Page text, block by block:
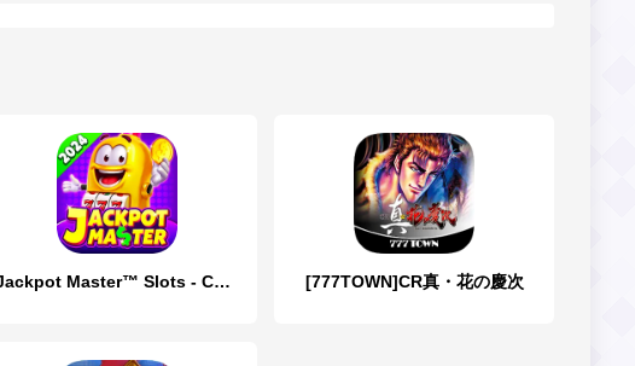
Jackpot Master™ Slots - Casino [777TOWN]CR真・花の慶次